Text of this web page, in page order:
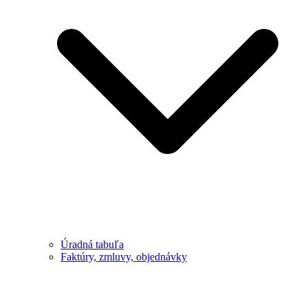
Úradná tabuľa
Faktúry, zmluvy, objednávky